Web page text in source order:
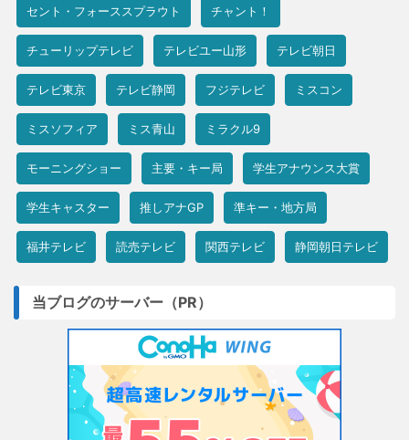
セント・フォーススプラウト チャント！
チューリップテレビ テレビユー山形 テレビ朝日
テレビ東京 テレビ静岡 フジテレビ ミスコン
ミスソフィア ミス青山 ミラクル9
モーニングショー 主要・キー局 学生アナウンス大賞
学生キャスター 推しアナGP 準キー・地方局
福井テレビ 読売テレビ 関西テレビ 静岡朝日テレビ
当ブログのサーバー（PR）